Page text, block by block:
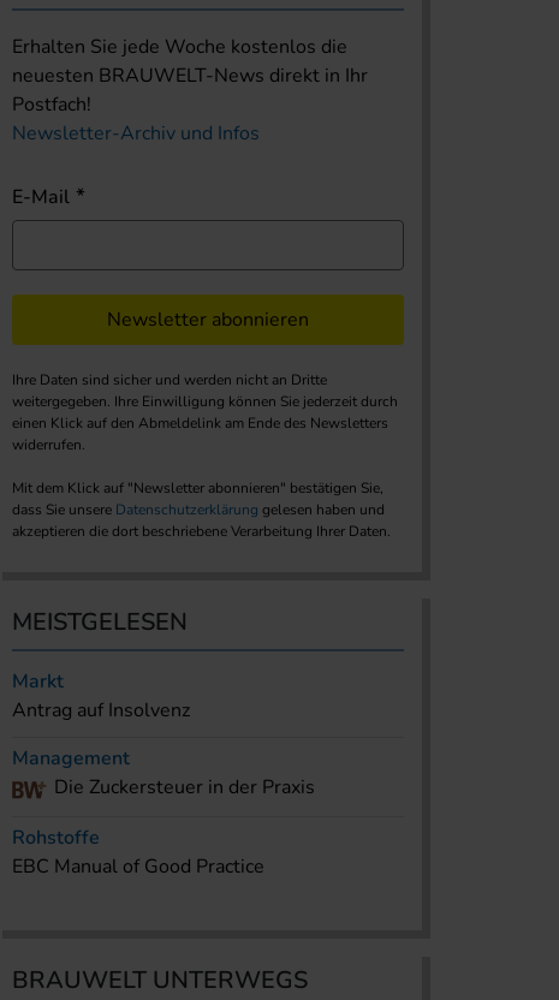
Erhalten Sie jede Woche kostenlos die
neuesten BRAUWELT-News direkt in Ihr
Postfach!
Newsletter-Archiv und Infos
E-Mail
Newsletter abonnieren
Ihre Daten sind sicher und werden nicht an Dritte
weitergegeben. Ihre Einwilligung können Sie jederzeit durch
einen Klick auf den Abmeldelink am Ende des Newsletters
widerrufen.
Mit dem Klick auf "Newsletter abonnieren" bestätigen Sie,
dass Sie unsere Datenschutzerklärung gelesen haben und
akzeptieren die dort beschriebene Verarbeitung Ihrer Daten.
MEISTGELESEN
Markt
Antrag auf Insolvenz
Management
Die Zuckersteuer in der Praxis
Rohstoffe
EBC Manual of Good Practice
BRAUWELT UNTERWEGS